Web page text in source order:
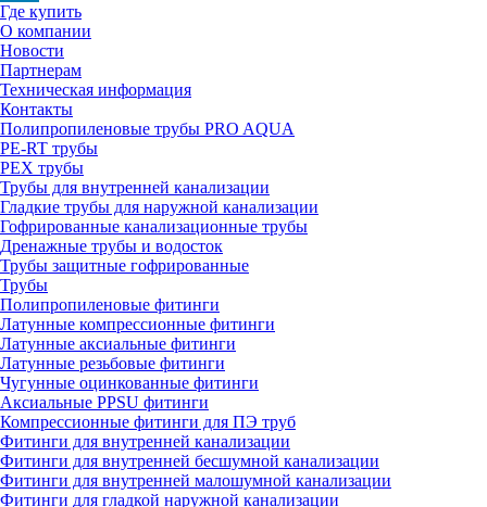
Где купить
О компании
Новости
Партнерам
Техническая информация
Контакты
Полипропиленовые трубы PRO AQUA
PE-RT трубы
PEX трубы
Трубы для внутренней канализации
Гладкие трубы для наружной канализации
Гофрированные канализационные трубы
Дренажные трубы и водосток
Трубы защитные гофрированные
Трубы
Полипропиленовые фитинги
Латунные компрессионные фитинги
Латунные аксиальные фитинги
Латунные резьбовые фитинги
Чугунные оцинкованные фитинги
Аксиальные PPSU фитинги
Компрессионные фитинги для ПЭ труб
Фитинги для внутренней канализации
Фитинги для внутренней бесшумной канализации
Фитинги для внутренней малошумной канализации
Фитинги для гладкой наружной канализации